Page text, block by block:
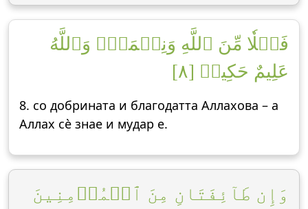
فَضۡلٗا مِّنَ ٱللَّهِ وَنِعۡمَةٗۚ وَٱللَّهُ
عَلِيمٌ حَكِيمٞ [٨]
8. со добрината и благодатта Аллахова – а
Аллах сè знае и мудар е.
وَإِن طَآئِفَتَانِ مِنَ ٱلۡمُؤۡمِنِينَ